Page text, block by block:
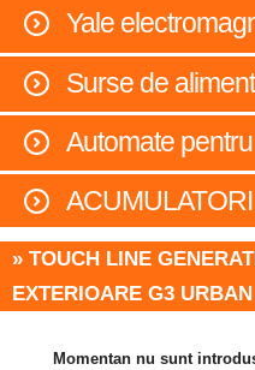
Yale
Surse de
Automate
ACUMULATORI
» TOUCH LINE
EXTERIOARE G3 URBAN
Momentan nu sunt